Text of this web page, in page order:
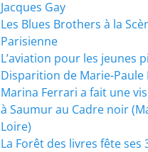
Jacques Gay
Les Blues Brothers à la
Parisienne
L’aviation pour les jeunes
Disparition de Marie-Paule
Marina Ferrari a fait une
à Saumur au Cadre noir
Loire)
La Forêt des livres fête ses